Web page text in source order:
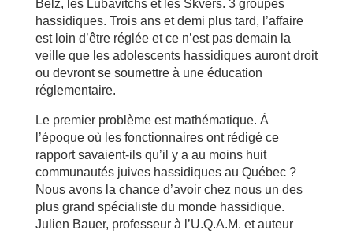
Belz, les Lubavitchs et les Skvers. 3 groupes
hassidiques. Trois ans et demi plus tard, l’affaire
est loin d’être réglée et ce n’est pas demain la
veille que les adolescents hassidiques auront droit
ou devront se soumettre à une éducation
réglementaire.
Le premier problème est mathématique. À
l’époque où les fonctionnaires ont rédigé ce
rapport savaient-ils qu’il y a au moins huit
communautés juives hassidiques au Québec ?
Nous avons la chance d’avoir chez nous un des
plus grand spécialiste du monde hassidique.
Julien Bauer, professeur à l’U.Q.A.M. et auteur